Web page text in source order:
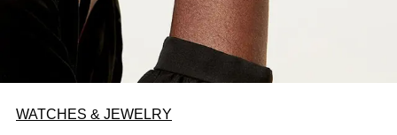
WATCHES & JEWELRY